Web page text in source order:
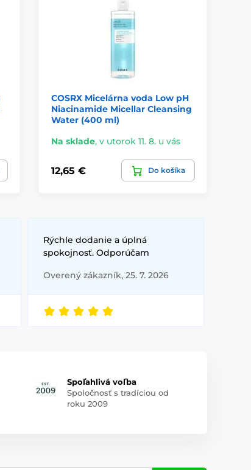
COSRX Micelárna voda Low pH
Niacinamide Micellar Cleansing
Water (400 ml)
Na sklade, v utorok 11. 8. u vás
12,65 € Do košíka
Rýchle dodanie a úplná
spokojnosť. Odporúčam
Overený zákazník, 25. 7. 2026
Spoľahlivá voľba
Spoločnosť s tradíciou od
roku 2009